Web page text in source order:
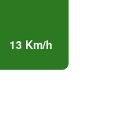
13 Km/h